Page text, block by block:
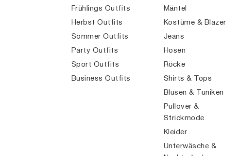
Frühlings Outfits
Herbst Outfits
Sommer Outfits
Party Outfits
Sport Outfits
Business Outfits
Mäntel
Kostüme & Blazer
Jeans
Hosen
Röcke
Shirts & Tops
Blusen & Tuniken
Pullover &
Strickmode
Kleider
Unterwäsche &